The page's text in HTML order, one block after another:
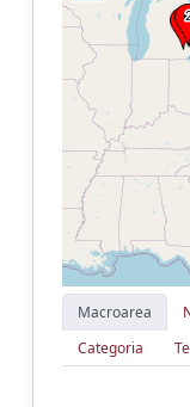
Macroarea
Categoria